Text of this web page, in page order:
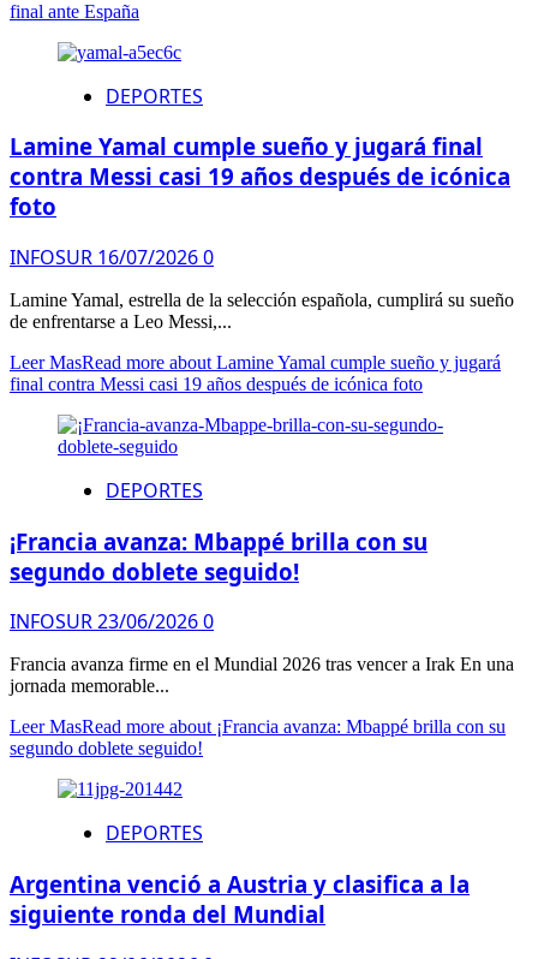
final ante España
DEPORTES
Lamine Yamal cumple sueño y jugará final
contra Messi casi 19 años después de icónica
foto
INFOSUR 16/07/20260
Lamine Yamal, estrella de la selección española, cumplirá su sueño
de enfrentarse a Leo Messi,...
Leer MasRead more about Lamine Yamal cumple sueño y jugará
final contra Messi casi 19 años después de icónica foto
DEPORTES
¡Francia avanza: Mbappé brilla con su
segundo doblete seguido!
INFOSUR23/06/20260
Francia avanza firme en el Mundial 2026 tras vencer a Irak En una
jornada memorable...
Leer MasRead more about ¡Francia avanza: Mbappé brilla con su
segundo doblete seguido!
DEPORTES
Argentina venció a Austria y clasifica a la
siguiente ronda del Mundial